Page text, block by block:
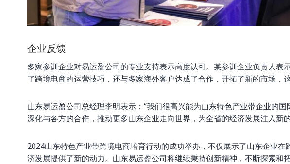
企业反馈
多家参训企业对易运盈公司的专业支持表示高度认可。某参训企业负责人表
了跨境电商的运营技巧，还与多家海外客户达成了合作，开拓了新的市场，
山东易运盈公司总经理李明表示：“我们很高兴能为山东特色产业带企业的
深化与各方的合作，推动更多山东企业走向世界，为全省的经济发展注入新
2024山东特色产业带跨境电商培育行动的成功举办，不仅展示了山东企业
济发展提供了新的动力。山东易运盈公司将继续秉持创新精神，不断探索和